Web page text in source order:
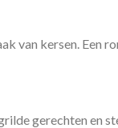
van kersen.
gerechten en